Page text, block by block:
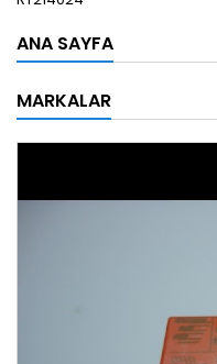
ANA SAYFA
MARKALAR